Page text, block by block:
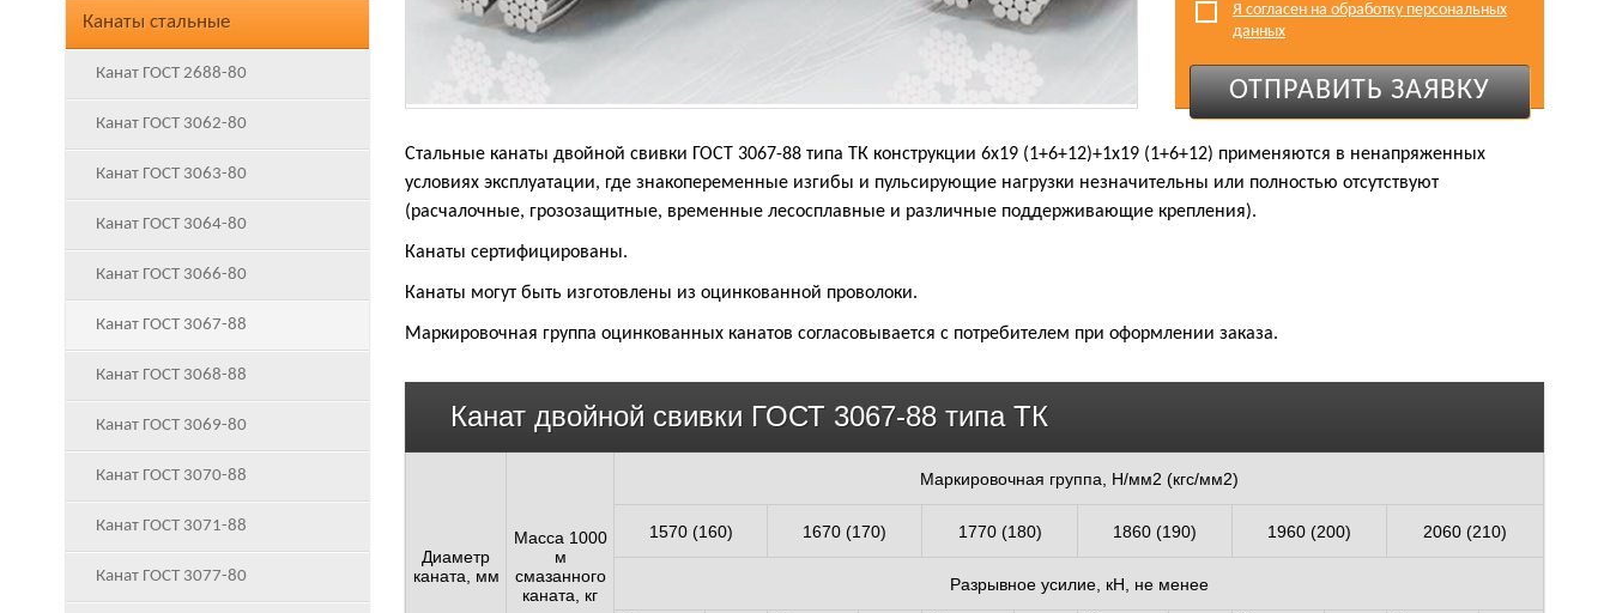
Канаты стальные
Канат ГОСТ 2688-80
Канат ГОСТ 3062-80
Канат ГОСТ 3063-80
Канат ГОСТ 3064-80
Канат ГОСТ 3066-80
Канат ГОСТ 3067-88
Канат ГОСТ 3068-88
Канат ГОСТ 3069-80
Канат ГОСТ 3070-88
Канат ГОСТ 3071-88
Канат ГОСТ 3077-80
Я согласен на обработку персональных
данных
ОТПРАВИТЬ ЗАЯВКУ
Стальные канаты двойной свивки ГОСТ 3067-88 типа ТК конструкции 6х19 (1+6+12)+1х19 (1+6+12) применяются в ненапряженных
условиях эксплуатации, где знакопеременные изгибы и пульсирующие нагрузки незначительны или полностью отсутствуют
(расчалочные, грозозащитные, временные лесосплавные и различные поддерживающие крепления).
Канаты сертифицированы.
Канаты могут быть изготовлены из оцинкованной проволоки.
Маркировочная группа оцинкованных канатов согласовывается с потребителем при оформлении заказа.
Канат двойной свивки ГОСТ 3067-88 типа ТК
Диаметр
каната, мм
Масса 1000
м
смазанного
каната, кг
Маркировочная группа, Н/мм2 (кгс/мм2)
1570 (160) 1670 (170) 1770 (180) 1860 (190) 1960 (200) 2060 (210)
Разрывное усилие, кН, не менее